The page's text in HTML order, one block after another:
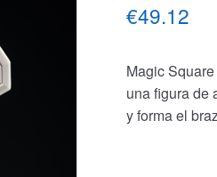
€49.12
Magic
una figura de
y forma el